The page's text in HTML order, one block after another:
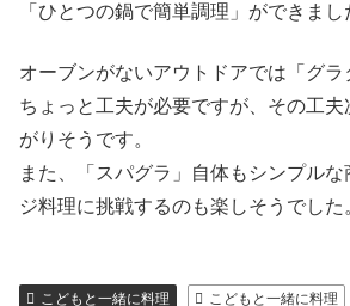
「ひとつの鍋で簡単調理」ができまし
オーブンがないアウトドアでは「グ
ちょっと工夫が必要ですが、その工
がりそうです。
また、「スパグラ」自体もシンプル
ジ料理に挑戦するのも楽しそうでした
こどもと一緒に料理 こどもと一緒に料理